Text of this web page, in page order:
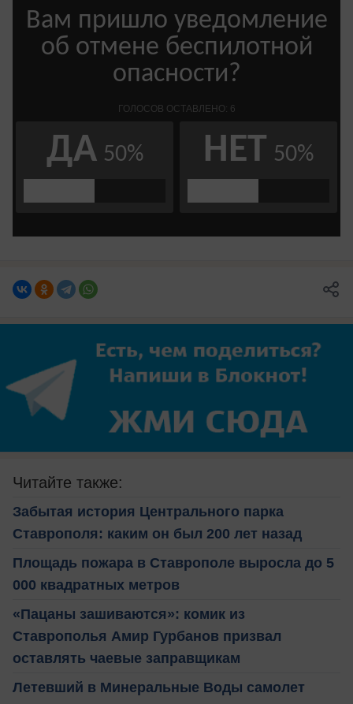
Читайте также:
Забытая история Центрального парка
Ставрополя: каким он был 200 лет назад
Площадь пожара в Ставрополе выросла до 5
000 квадратных метров
«Пацаны зашиваются»: комик из
Ставрополья Амир Гурбанов призвал
оставлять чаевые заправщикам
Летевший в Минеральные Воды самолет